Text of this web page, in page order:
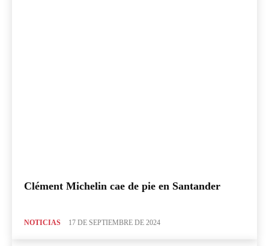
Clément Michelin cae de pie en Santander
NOTICIAS 17 DE SEPTIEMBRE DE 2024